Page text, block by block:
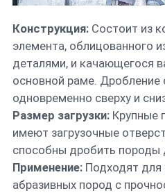
Конструкция:Состоит из
элемента, облицованного
деталями, и качающегося
основной раме. Дробление
одновременно сверху и
Размер загрузки:Крупные
имеют загрузочные
способны дробить
Применение:Подходят для
абразивных пород с